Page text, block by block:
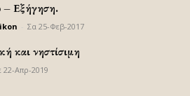
– Εξήγηση.
Σα 25-Φεβ-2017
και νηστίσιμη
22-Απρ-2019